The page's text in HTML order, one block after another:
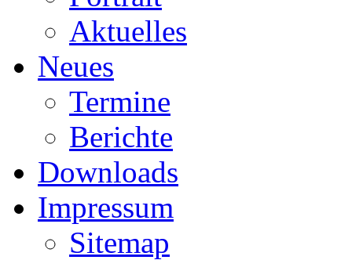
Aktuelles
Neues
Termine
Berichte
Downloads
Impressum
Sitemap